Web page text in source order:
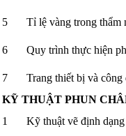
5
Tỉ lệ vàng trong thẩm
6
Quy trình thực hiện
7
Trang thiết bị và
KỸ THUẬT PHUN
1
Kỹ thuật vẽ định